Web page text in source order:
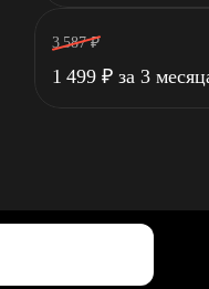
3 587 ₽
1 499 ₽ за 3